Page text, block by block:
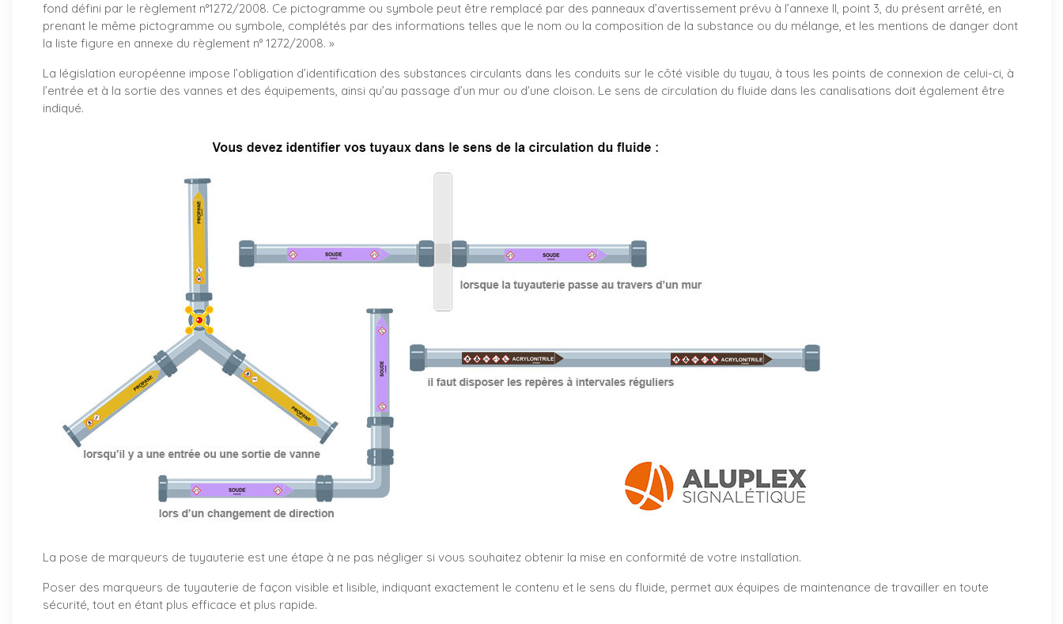
fond défini par le règlement n°1272/2008. Ce pictogramme ou symbole peut être remplacé par des panneaux d’avertissement prévu à l’annexe II, point 3, du présent arrêté, en
prenant le même pictogramme ou symbole, complétés par des informations telles que le nom ou la composition de la substance ou du mélange, et les mentions de danger dont
la liste figure en annexe du règlement n° 1272/2008. »
La législation européenne impose l’obligation d’identification des substances circulants dans les conduits sur le côté visible du tuyau, à tous les points de connexion de celui-ci, à
l’entrée et à la sortie des vannes et des équipements, ainsi qu’au passage d’un mur ou d’une cloison. Le sens de circulation du fluide dans les canalisations doit également être
indiqué.
La pose de marqueurs de tuyauterie est une étape à ne pas négliger si vous souhaitez obtenir la mise en conformité de votre installation.
Poser des marqueurs de tuyauterie de façon visible et lisible, indiquant exactement le contenu et le sens du fluide, permet aux équipes de maintenance de travailler en toute
sécurité, tout en étant plus efficace et plus rapide.